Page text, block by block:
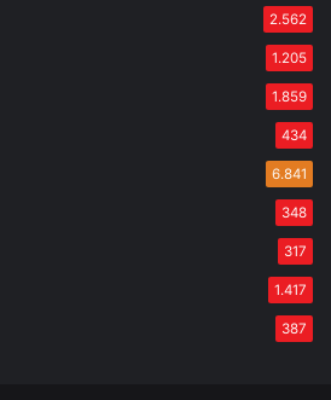
2.562
1.205
1.859
434
6.841
348
317
1.417
387